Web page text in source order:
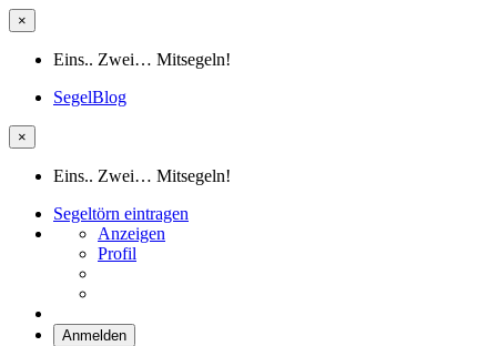
×
Eins.. Zwei… Mitsegeln!
SegelBlog
×
Eins.. Zwei… Mitsegeln!
Segeltörn eintragen
Anzeigen
Profil
Anmelden